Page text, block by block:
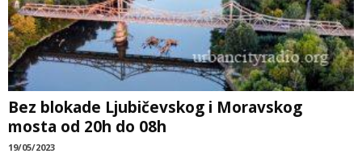
Bez blokade Ljubičevskog i Moravskog
mosta od 20h do 08h
19/05/2023